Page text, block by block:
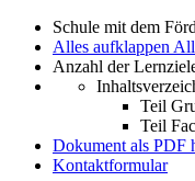
Schule mit dem
Alles aufklappen
Anzahl der
Teil
Teil
Dokument als PDF
Kontaktformular